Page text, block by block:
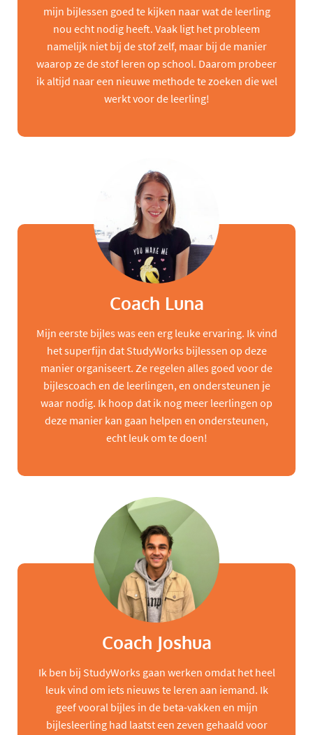
mijn bijlessen goed te kijken naar wat de leerling
nou echt nodig heeft. Vaak ligt het probleem
namelijk niet bij de stof zelf, maar bij de manier
waarop ze de stof leren op school. Daarom probeer
ik altijd naar een nieuwe methode te zoeken die wel
werkt voor de leerling!
Coach Luna
Mijn eerste bijles was een erg leuke ervaring. Ik vind
het superfijn dat StudyWorks bijlessen op deze
manier organiseert. Ze regelen alles goed voor de
bijlescoach en de leerlingen, en ondersteunen je
waar nodig. Ik hoop dat ik nog meer leerlingen op
deze manier kan gaan helpen en ondersteunen,
echt leuk om te doen!
Coach Joshua
Ik ben bij StudyWorks gaan werken omdat het heel
leuk vind om iets nieuws te leren aan iemand. Ik
geef vooral bijles in de beta-vakken en mijn
bijlesleerling had laatst een zeven gehaald voor